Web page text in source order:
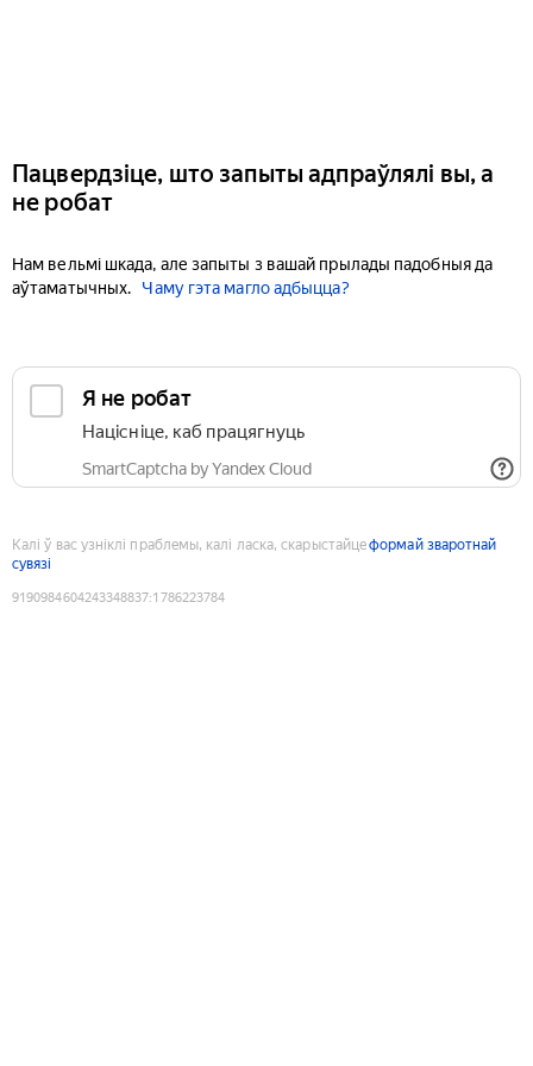
Пацвердзіце, што запыты адпраўлялі вы, а
не робат
Нам вельмі шкада, але запыты з вашай прылады падобныя да
аўтаматычных.
Чаму гэта магло адбыцца?
Я не робат
Націсніце, каб працягнуць
SmartCaptcha by Yandex Cloud
Калі ў вас узніклі праблемы, калі ласка, скарыстайцеформай зваротнай
сувязі
9190984604243348837:1786223784